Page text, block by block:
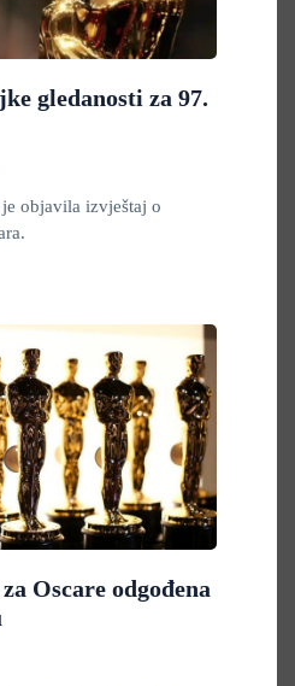
gledanosti za 97.
objavila izvještaj o
Oscare odgođena